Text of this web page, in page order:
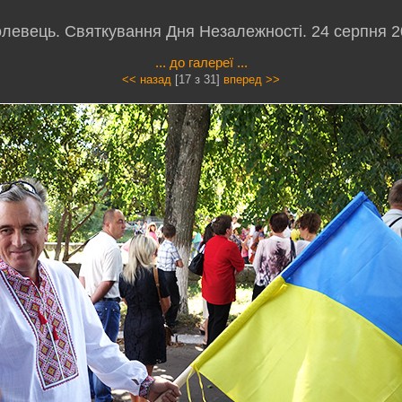
Святкування Дня Незалежності. 24 серпня
... до галереї ...
<< назад [17 з 31] вперед >>